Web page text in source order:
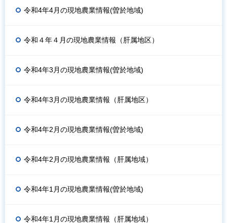
令和4年4月の現地農業情報(曽於地域)
令和４年４月の現地農業情報（肝属地区）
令和4年3月の現地農業情報(曽於地域)
令和4年3月の現地農業情報（肝属地区）
令和4年2月の現地農業情報(曽於地域)
令和4年2月の現地農業情報（肝属地域）
令和4年1月の現地農業情報(曽於地域)
令和4年1月の現地農業情報（肝属地域）